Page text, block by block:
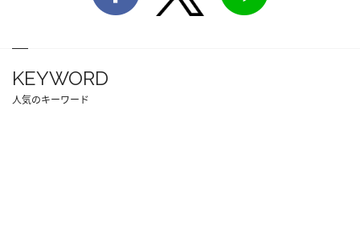
KEYWORD
人気のキーワード